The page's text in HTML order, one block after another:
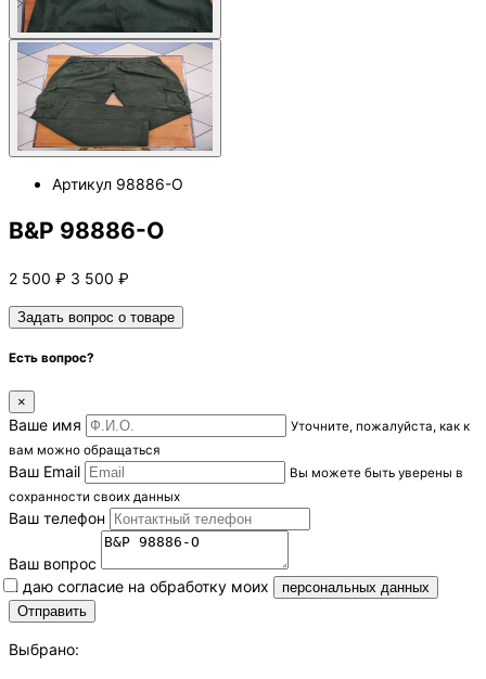
Артикул 98886-O
B&P 98886-O
2 500 ₽ 3 500 ₽
Задать вопрос о товаре
Есть вопрос?
×
Ваше имя
Уточните, пожалуйста, как к
вам можно обращаться
Ваш Email
Вы можете быть уверены в
сохранности своих данных
Ваш телефон
Ваш вопрос
Я даю согласие на обработку моих
персональных данных
Выбрано: